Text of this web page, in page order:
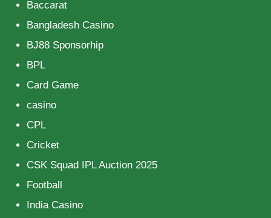
Baccarat
Bangladesh Casino
BJ88 Sponsorhip
BPL
Card Game
casino
CPL
Cricket
CSK Squad IPL Auction 2025
Football
India Casino